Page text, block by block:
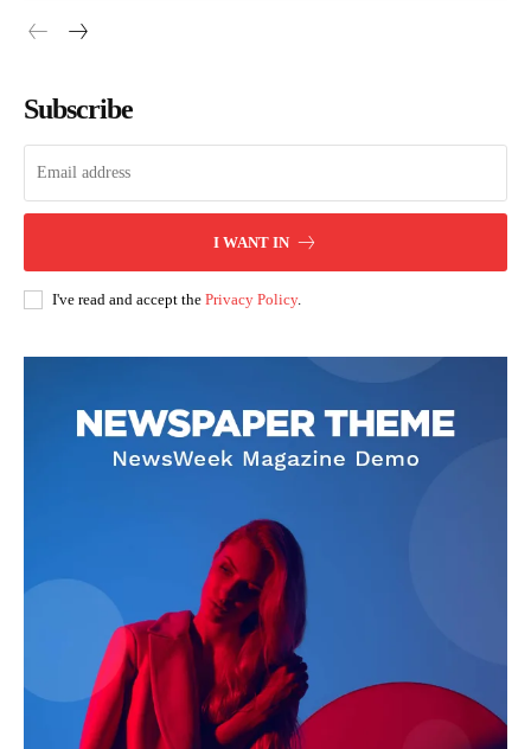
Subscribe
I WANT IN
I've read and accept the Privacy Policy.